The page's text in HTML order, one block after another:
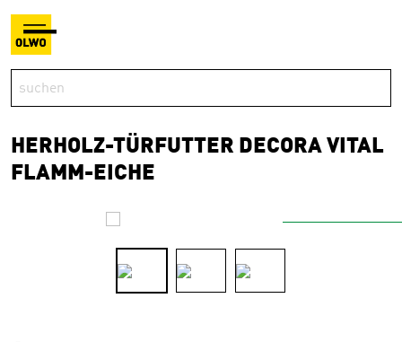
HERHOLZ-TÜRFUTTER DECORA VITAL
FLAMM-EICHE